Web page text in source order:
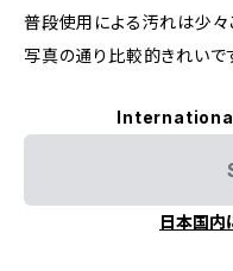
普段使用による汚れは少々
写真の通り比較的きれいで
日本国内